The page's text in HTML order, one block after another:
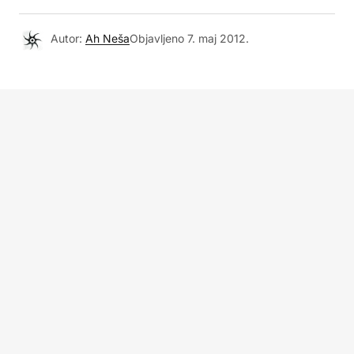
Autor: Ah NešaObjavljeno 7. maj 2012.